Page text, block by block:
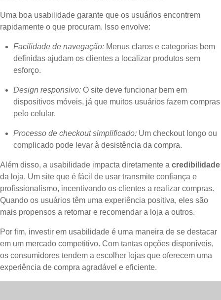
Uma boa usabilidade garante que os usuários encontrem
rapidamente o que procuram. Isso envolve:
Facilidade de navegação: Menus claros e categorias bem
definidas ajudam os clientes a localizar produtos sem
esforço.
Design responsivo: O site deve funcionar bem em
dispositivos móveis, já que muitos usuários fazem compras
pelo celular.
Processo de checkout simplificado: Um checkout longo ou
complicado pode levar à desistência da compra.
Além disso, a usabilidade impacta diretamente a credibilidade
da loja. Um site que é fácil de usar transmite confiança e
profissionalismo, incentivando os clientes a realizar compras.
Quando os usuários têm uma experiência positiva, eles são
mais propensos a retornar e recomendar a loja a outros.
Por fim, investir em usabilidade é uma maneira de se destacar
em um mercado competitivo. Com tantas opções disponíveis,
os consumidores tendem a escolher lojas que oferecem uma
experiência de compra agradável e eficiente.